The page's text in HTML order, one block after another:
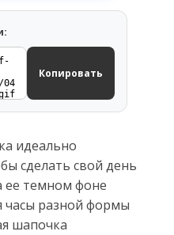
Копировать
идеально
сделать свой день
ее темном фоне
часы разной формы
шапочка